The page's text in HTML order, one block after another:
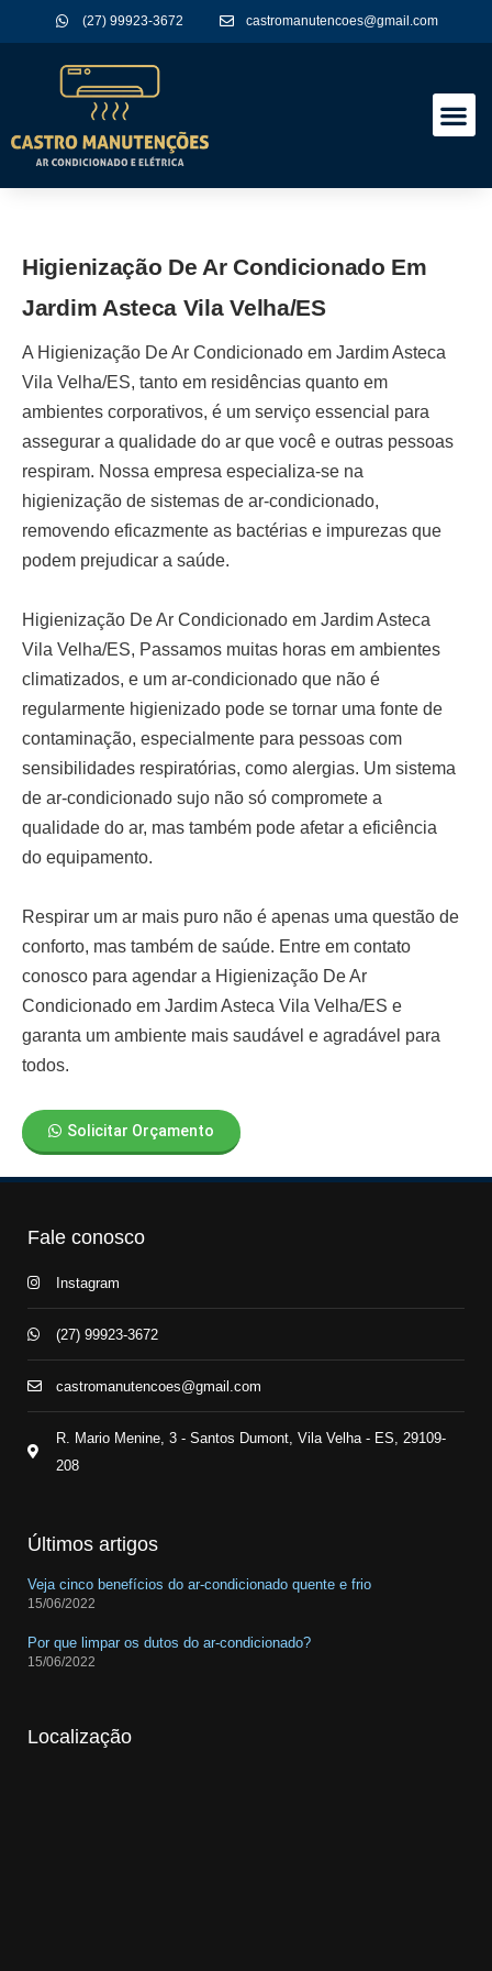
(27) 99923-3672 castromanutencoes@gmail.com
Higienização De Ar Condicionado Em
Jardim Asteca Vila Velha/ES
A Higienização De Ar Condicionado em Jardim Asteca
Vila Velha/ES, tanto em residências quanto em
ambientes corporativos, é um serviço essencial para
assegurar a qualidade do ar que você e outras pessoas
respiram. Nossa empresa especializa-se na
higienização de sistemas de ar-condicionado,
removendo eficazmente as bactérias e impurezas que
podem prejudicar a saúde.
Higienização De Ar Condicionado em Jardim Asteca
Vila Velha/ES, Passamos muitas horas em ambientes
climatizados, e um ar-condicionado que não é
regularmente higienizado pode se tornar uma fonte de
contaminação, especialmente para pessoas com
sensibilidades respiratórias, como alergias. Um sistema
de ar-condicionado sujo não só compromete a
qualidade do ar, mas também pode afetar a eficiência
do equipamento.
Respirar um ar mais puro não é apenas uma questão de
conforto, mas também de saúde. Entre em contato
conosco para agendar a Higienização De Ar
Condicionado em Jardim Asteca Vila Velha/ES e
garanta um ambiente mais saudável e agradável para
todos.
Solicitar Orçamento
Fale conosco
Instagram
(27) 99923-3672
castromanutencoes@gmail.com
R. Mario Menine, 3 - Santos Dumont, Vila Velha - ES, 29109-
208
Últimos artigos
Veja cinco benefícios do ar-condicionado quente e frio
15/06/2022
Por que limpar os dutos do ar-condicionado?
15/06/2022
Localização